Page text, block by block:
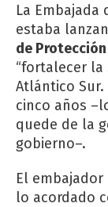
La
estaba
de
“fortalecer la
Atlántico
cinco años
quede de la
gobierno–.
El
lo acordado